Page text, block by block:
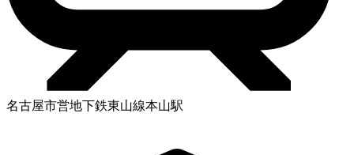
名古屋市営地下鉄東山線本山駅